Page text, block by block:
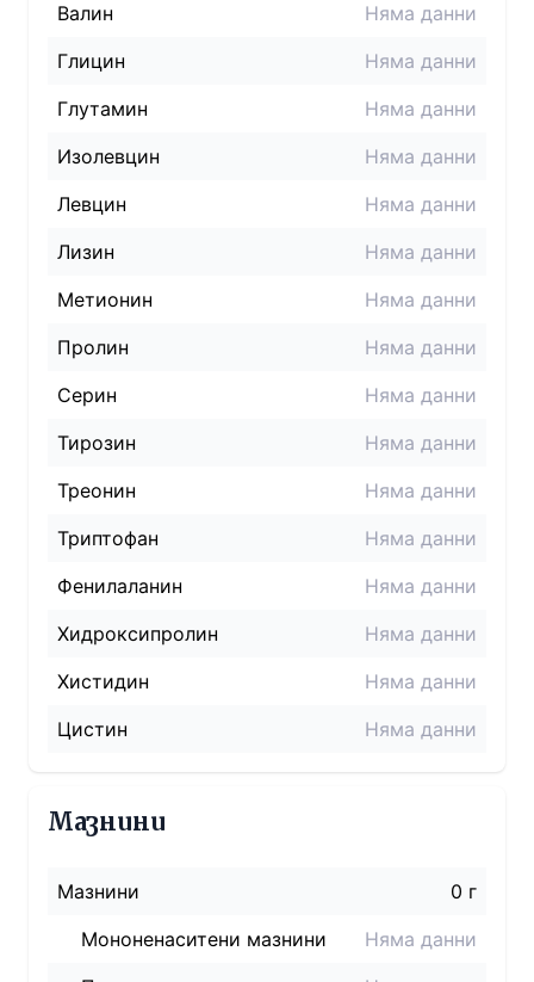
Валин
Няма данни
Глицин
Няма данни
Глутамин
Няма данни
Изолевцин
Няма данни
Левцин
Няма данни
Лизин
Няма данни
Метионин
Няма данни
Пролин
Няма данни
Серин
Няма данни
Тирозин
Няма данни
Треонин
Няма данни
Триптофан
Няма данни
Фенилаланин
Няма данни
Хидроксипролин
Няма данни
Хистидин
Няма данни
Цистин
Няма данни
Мазнини
Мазнини
0 г
Мононенаситени мазнини
Няма данни